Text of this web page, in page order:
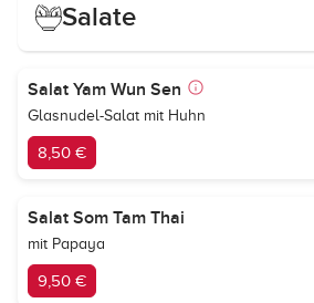
Salate
Salat Yam Wun Sen
Glasnudel-Salat mit Huhn
8,50 €
Salat Som Tam Thai
mit Papaya
9,50 €